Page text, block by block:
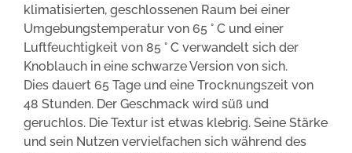
klimatisierten, geschlossenen Raum bei einer
Umgebungstemperatur von 65 ° C und einer
Luftfeuchtigkeit von 85 ° C verwandelt sich der
Knoblauch in eine schwarze Version von sich.
Dies dauert 65 Tage und eine Trocknungszeit von
48 Stunden. Der Geschmack wird süß und
geruchlos. Die Textur ist etwas klebrig. Seine Stärke
und sein Nutzen vervielfachen sich während des